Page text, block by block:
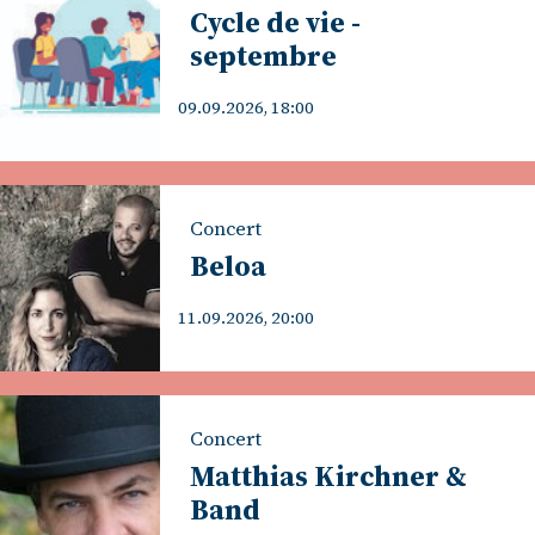
Cycle de vie -
septembre
09.09.2026, 18:00
Concert
Beloa
11.09.2026, 20:00
Concert
Matthias Kirchner &
Band